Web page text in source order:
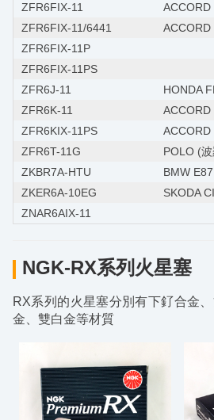
ZFR6FIX-11
ACCORD
ZFR6FIX-11/6441
ACCORD
ZFR6FIX-11P
ZFR6FIX-11PS
ZFR6J-11
HONDA
ZFR6K-11
ZFR6KIX-11PS
ZFR6T-11G
POLO (
ZKBR7A-HTU
BMW
ZKER6A-10EG
SKODA
ZNAR6AIX-11
NGK-RX系列火星塞
RX系列的火星塞分別有下釕合金
金、雙白金等材質